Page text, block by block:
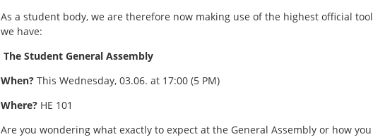
As a student body, we are therefore now making use of the highest official tool
we have:
The Student General Assembly
When?This Wednesday, 03.06. at 17:00 (5 PM)
Where?HE 101
Are you wondering what exactly to expect at the General Assembly or how you